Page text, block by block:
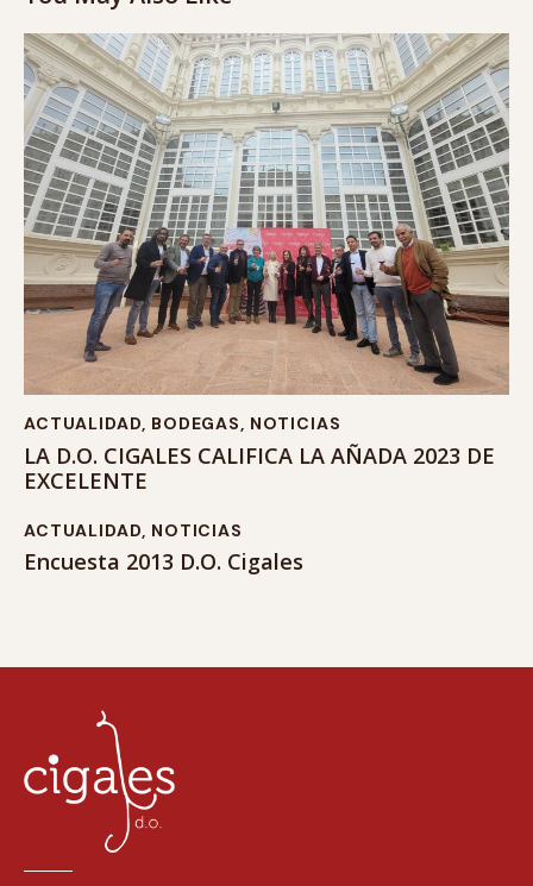
ACTUALIDAD, BODEGAS, NOTICIAS
LA D.O. CIGALES CALIFICA LA AÑADA 2023 DE
EXCELENTE
ACTUALIDAD, NOTICIAS
Encuesta 2013 D.O. Cigales